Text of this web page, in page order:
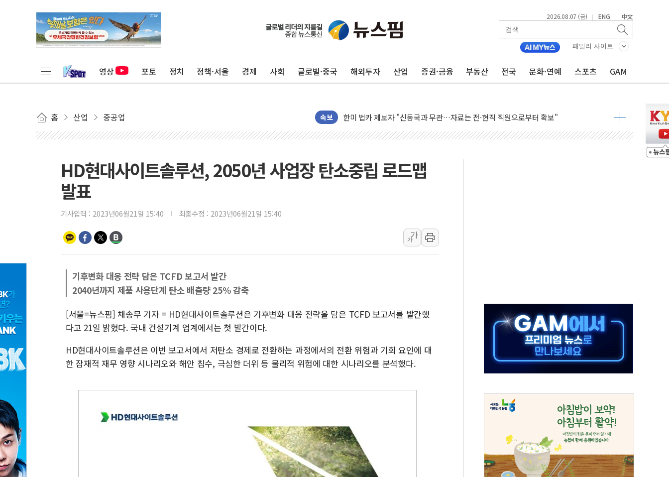
2026.08.07 (금) | ENG | 中文
패밀리 사이트
영상 포토 정치 정책·서울 경제 사회 글로벌·중국 해외투자 산업 증권·금융 부동산 전국 문화·연예 스포츠 GAM
홈 산업 중공업 속보
캠코, 5918억원 규모 압류재산 1506건 공매
[시승기] 공간·승차감 잡은 볼보 EX90…'올 터치'는 호불호
돌아온 홈플러스
[종합] 청도 흥선리 야산 산불 1시간36분만에 주불진화....인명피해 없어
라인게임즈, '콰이어트' 테스트 참가자 3만 명 돌파
에어로케이항공, 청주-중국 청두 노선 운항허가 취득...중국 노선 다변화
SKT, '8월 월간 럭키 페스타' 실시...휴대폰 결제 최대 6000원 할인
LG헬로비전 '헬로모바일', 교보문고 제휴 전자책 요금제 출시
삼척시, 무건리 이끼폭포 생태탐방로 출입 통제
임동원 전 장관과 대화 나누는 정동영 통일부 장관
HD현대사이트솔루션, 2050년 사업장 탄소중립 로드맵
발표
기사입력 : 2023년06월21일 15:40 최종수정 : 2023년06월21일 15:40
가
가
기후변화 대응 전략 담은 TCFD 보고서 발간
2040년까지 제품 사용단계 탄소 배출량 25% 감축
[서울=뉴스핌] 채송무 기자 = HD현대사이트솔루션은 기후변화 대응 전략을 담은 TCFD 보고서를 발간했
다고 21일 밝혔다. 국내 건설기계 업계에서는 첫 발간이다.
HD현대사이트솔루션은 이번 보고서에서 저탄소 경제로 전환하는 과정에서의 전환 위험과 기회 요인에 대
한 잠재적 재무 영향 시나리오와 해안 침수, 극심한 더위 등 물리적 위험에 대한 시나리오를 분석했다.